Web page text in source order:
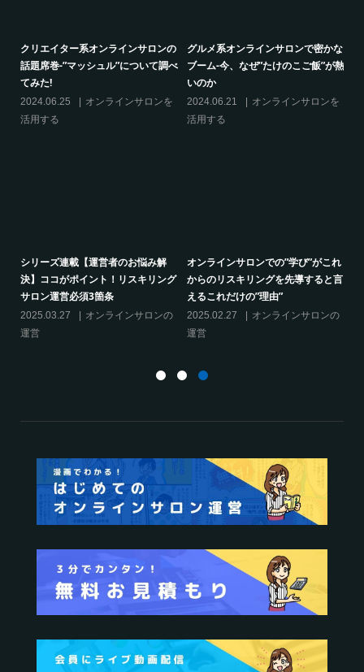
クリエイター系オンラインサロンの
話題席巻-”マッシュル”について調べ
てみた!
2024.06.25
オンラインサロンを
活用する
グルメ系オンラインサロンで密かな
ブーム-今、なぜ”たけのこご飯”が熱
いのか
2024.06.21
オンラインサロンを
活用する
シリーズ連載【運営者のお悩み解
決】ココがポイント！リスキリング
サロン運営必須3箇条
2025.03.27
オンラインサロンの
運営
オンラインサロンでの”学び”がこれ
からのリスキリングを先導すると言
えるこれだけの”理由”
2025.02.27
オンラインサロンの
運営